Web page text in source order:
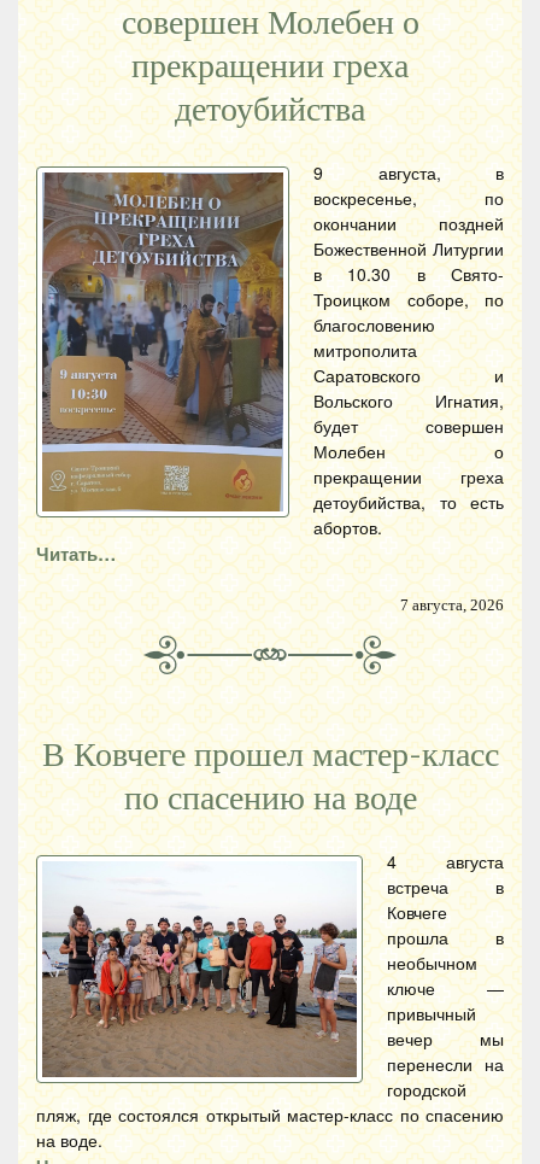
совершен Молебен о
прекращении греха
детоубийства
9 августа, в
воскресенье, по
окончании поздней
Божественной Литургии
в 10.30 в Свято-
Троицком соборе, по
благословению
митрополита
Саратовского и
Вольского Игнатия,
будет совершен
Молебен о
прекращении греха
детоубийства, то есть
абортов.
Читать…
7 августа, 2026
В Ковчеге прошел мастер-класс
по спасению на воде
4 августа
встреча в
Ковчеге
прошла в
необычном
ключе —
привычный
вечер мы
перенесли на
городской
пляж, где состоялся открытый мастер-класс по спасению
на воде.